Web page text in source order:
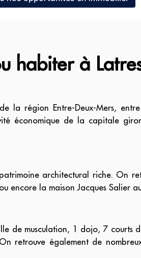
habiter à
la région Entre-Deux-Mers,
économique de la capitale
architectural riche. On
encore la maison Jacques Salier
de musculation, 1 dojo, 7
retrouve également de